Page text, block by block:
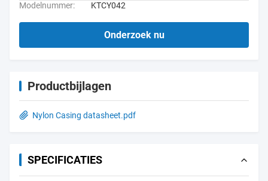
Modelnummer:
KTCY042
Onderzoek nu
Productbijlagen
Nylon Casing datasheet.pdf
SPECIFICATIES